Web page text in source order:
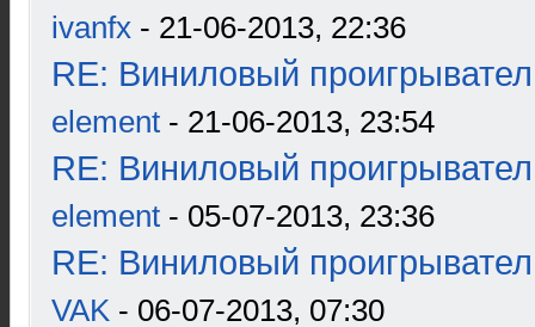
ivanfx - 21-06-2013, 22:36
RE: Виниловый
element - 21-06-2013, 23:54
RE: Виниловый
element - 05-07-2013, 23:36
RE: Виниловый
VAK - 06-07-2013, 07:30